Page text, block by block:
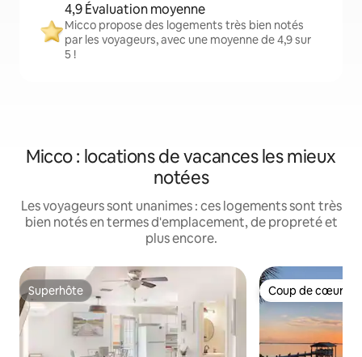
4,9 Évaluation moyenne
Micco propose des logements très bien notés
par les voyageurs, avec une moyenne de 4,9 sur
5 !
Micco : locations de vacances les mieux
notées
Les voyageurs sont unanimes : ces logements sont très
bien notés en termes d'emplacement, de propreté et
plus encore.
Superhôte
Superhôte Coup de cœur
Coup de cœur